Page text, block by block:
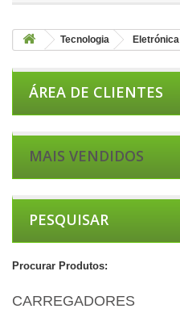
Tecnologia Eletrónica
ÁREA DE CLIENTES
MAIS VENDIDOS
PESQUISAR
Procurar Produtos:
CARREGADORES